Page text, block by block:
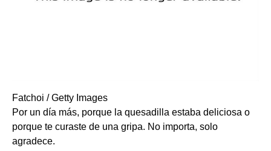
Fatchoi / Getty Images
Por un día más, porque la quesadilla estaba deliciosa o
porque te curaste de una gripa. No importa, solo
agradece.